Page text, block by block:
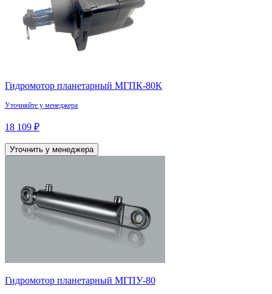
Гидромотор планетарный МГПК-80К
Уточняйте у менеджера
18 109 ₽
Уточнить у менеджера
Гидромотор планетарный МГПУ-80